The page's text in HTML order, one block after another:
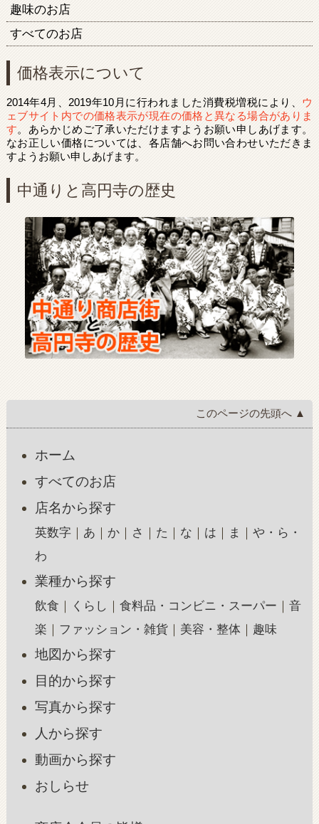
趣味のお店
すべてのお店
価格表示について
2014年4月、2019年10月に行われました消費税増税により、 ウ
ェブサイト内での価格表示が現在の価格と異なる場合がありま
す。あらかじめご了承いただけますようお願い申しあげます。
なお正しい価格については、各店舗へお問い合わせいただきま
すようお願い申しあげます。
中通りと高円寺の歴史
このページの先頭へ ▲
ホーム
すべてのお店
店名から探す
英数字 あ か さ た な は ま
や・ら・
わ
業種から探す
飲食 くらし 食料品・コンビニ・スーパー
音
楽
ファッション・雑貨 美容・整体 趣味
地図から探す
目的から探す
写真から探す
人から探す
動画から探す
おしらせ